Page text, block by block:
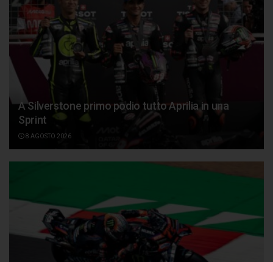
A Silverstone primo podio tutto Aprilia in una
Sprint
8 AGOSTO 2026